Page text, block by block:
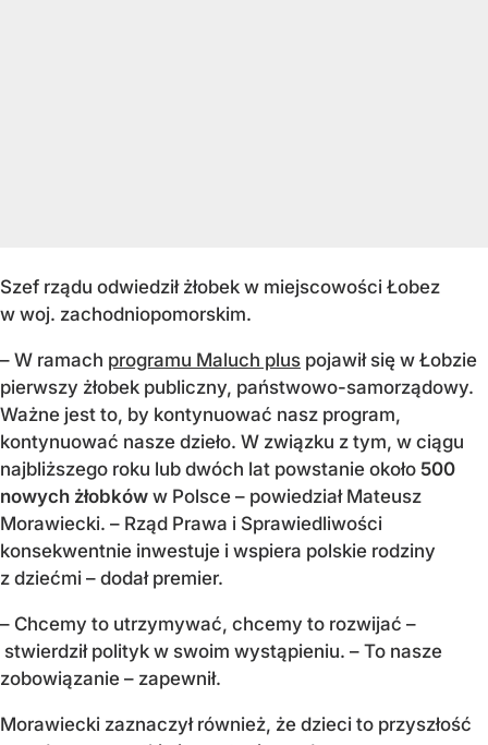
Szef rządu odwiedził żłobek w miejscowości Łobez
w woj. zachodniopomorskim.
– W ramach programu Maluch plus pojawił się w Łobzie
pierwszy żłobek publiczny, państwowo-samorządowy.
Ważne jest to, by kontynuować nasz program,
kontynuować nasze dzieło. W związku z tym, w ciągu
najbliższego roku lub dwóch lat powstanie około 500
nowych żłobków w Polsce – powiedział Mateusz
Morawiecki. – Rząd Prawa i Sprawiedliwości
konsekwentnie inwestuje i wspiera polskie rodziny
z dziećmi – dodał premier.
– Chcemy to utrzymywać, chcemy to rozwijać –
stwierdził polityk w swoim wystąpieniu. – To nasze
zobowiązanie – zapewnił.
Morawiecki zaznaczył również, że dzieci to przyszłość